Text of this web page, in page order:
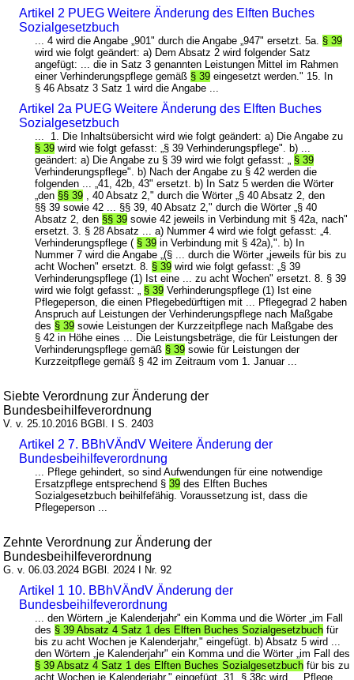
Artikel 2 PUEG Weitere Änderung des Elften Buches
Sozialgesetzbuch
... 4 wird die Angabe „901" durch die Angabe „947" ersetzt. 5a. § 39
wird wie folgt geändert: a) Dem Absatz 2 wird folgender Satz
angefügt: ... die in Satz 3 genannten Leistungen Mittel im Rahmen
einer Verhinderungspflege gemäß § 39 eingesetzt werden." 15. In
§ 46 Absatz 3 Satz 1 wird die Angabe ...
Artikel 2a PUEG Weitere Änderung des Elften Buches
Sozialgesetzbuch
... 1. Die Inhaltsübersicht wird wie folgt geändert: a) Die Angabe zu
§ 39 wird wie folgt gefasst: „§ 39 Verhinderungspflege". b) ...
geändert: a) Die Angabe zu § 39 wird wie folgt gefasst: „ § 39
Verhinderungspflege". b) Nach der Angabe zu § 42 werden die
folgenden ... „41, 42b, 43" ersetzt. b) In Satz 5 werden die Wörter
„den §§ 39 , 40 Absatz 2," durch die Wörter „§ 40 Absatz 2, den
§§ 39 sowie 42 ... §§ 39, 40 Absatz 2," durch die Wörter „§ 40
Absatz 2, den §§ 39 sowie 42 jeweils in Verbindung mit § 42a, nach"
ersetzt. 3. § 28 Absatz ... a) Nummer 4 wird wie folgt gefasst: „4.
Verhinderungspflege ( § 39 in Verbindung mit § 42a),". b) In
Nummer 7 wird die Angabe „(§ ... durch die Wörter „jeweils für bis zu
acht Wochen" ersetzt. 8. § 39 wird wie folgt gefasst: „§ 39
Verhinderungspflege (1) Ist eine ... zu acht Wochen" ersetzt. 8. § 39
wird wie folgt gefasst: „ § 39 Verhinderungspflege (1) Ist eine
Pflegeperson, die einen Pflegebedürftigen mit ... Pflegegrad 2 haben
Anspruch auf Leistungen der Verhinderungspflege nach Maßgabe
des § 39 sowie Leistungen der Kurzzeitpflege nach Maßgabe des
§ 42 in Höhe eines ... Die Leistungsbeträge, die für Leistungen der
Verhinderungspflege gemäß § 39 sowie für Leistungen der
Kurzzeitpflege gemäß § 42 im Zeitraum vom 1. Januar ...
Siebte Verordnung zur Änderung der
Bundesbeihilfeverordnung
V. v. 25.10.2016 BGBl. I S. 2403
Artikel 2 7. BBhVÄndV Weitere Änderung der
Bundesbeihilfeverordnung
... Pflege gehindert, so sind Aufwendungen für eine notwendige
Ersatzpflege entsprechend §39 des Elften Buches
Sozialgesetzbuch beihilfefähig. Voraussetzung ist, dass die
Pflegeperson ...
Zehnte Verordnung zur Änderung der
Bundesbeihilfeverordnung
G. v. 06.03.2024 BGBl. 2024 I Nr. 92
Artikel 1 10. BBhVÄndV Änderung der
Bundesbeihilfeverordnung
... den Wörtern „je Kalenderjahr" ein Komma und die Wörter „im Fall
des § 39 Absatz 4 Satz 1 des Elften Buches Sozialgesetzbuch für
bis zu acht Wochen je Kalenderjahr," eingefügt. b) Absatz 5 wird ...
den Wörtern „je Kalenderjahr" ein Komma und die Wörter „im Fall des
§ 39 Absatz 4 Satz 1 des Elften Buches Sozialgesetzbuch für bis zu
acht Wochen je Kalenderjahr," eingefügt. 31. § 38c wird ... Pflege